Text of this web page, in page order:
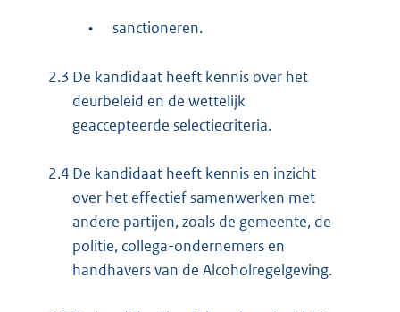
• sanctioneren.
2.3 De kandidaat heeft kennis over het
deurbeleid en de wettelijk
geaccepteerde selectiecriteria.
2.4 De kandidaat heeft kennis en inzicht
over het effectief samenwerken met
andere partijen, zoals de gemeente, de
politie, collega-ondernemers en
handhavers van de Alcoholregelgeving.